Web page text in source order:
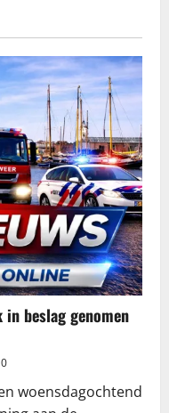
beslag genomen
0
woensdagochtend